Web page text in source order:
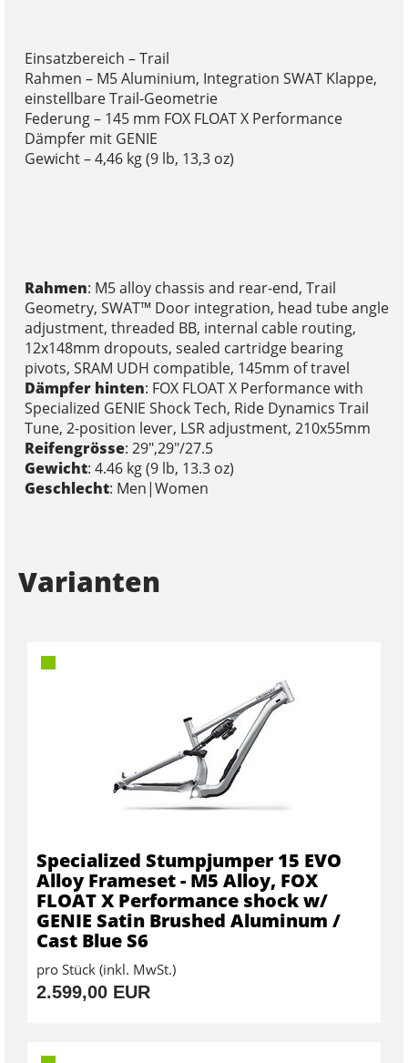
Einsatzbereich – Trail
Rahmen – M5 Aluminium, Integration SWAT Klappe,
einstellbare Trail-Geometrie
Federung – 145 mm FOX FLOAT X Performance
Dämpfer mit GENIE
Gewicht – 4,46 kg (9 lb, 13,3 oz)
Rahmen: M5 alloy chassis and rear-end, Trail
Geometry, SWAT™ Door integration, head tube angle
adjustment, threaded BB, internal cable routing,
12x148mm dropouts, sealed cartridge bearing
pivots, SRAM UDH compatible, 145mm of travel
Dämpfer hinten: FOX FLOAT X Performance with
Specialized GENIE Shock Tech, Ride Dynamics Trail
Tune, 2-position lever, LSR adjustment, 210x55mm
Reifengrösse: 29",29"/27.5
Gewicht: 4.46 kg (9 lb, 13.3 oz)
Geschlecht: Men|Women
Varianten
Specialized Stumpjumper 15 EVO
Alloy Frameset - M5 Alloy, FOX
FLOAT X Performance shock w/
GENIE Satin Brushed Aluminum /
Cast Blue S6
pro Stück (inkl. MwSt.)
2.599,00 EUR